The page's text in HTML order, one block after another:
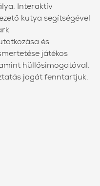
Interaktív
kutya segítségével
és
játékos
hüllősimogatóval.
jogát fenntartjuk.